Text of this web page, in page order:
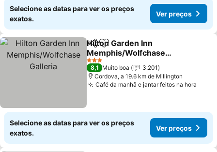
Selecione as datas para ver os preços
exatos.
Ver preços
PartilharAdicionar aos favoritos
Hilton Garden Inn
Memphis/Wolfchase
Galleria
3 Estrelas
8,1 Muito boa
3.201
Cordova, a 19.6 km de Millington
Café da manhã e jantar feitos na hora
Selecione as datas para ver os preços
exatos.
Ver preços